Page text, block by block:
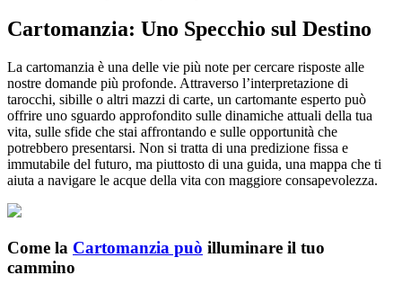
Cartomanzia: Uno Specchio sul Destino
La cartomanzia è una delle vie più note per cercare risposte alle
nostre domande più profonde. Attraverso l’interpretazione di
tarocchi, sibille o altri mazzi di carte, un cartomante esperto può
offrire uno sguardo approfondito sulle dinamiche attuali della tua
vita, sulle sfide che stai affrontando e sulle opportunità che
potrebbero presentarsi. Non si tratta di una predizione fissa e
immutabile del futuro, ma piuttosto di una guida, una mappa che ti
aiuta a navigare le acque della vita con maggiore consapevolezza.
Come la Cartomanzia può illuminare il tuo
cammino